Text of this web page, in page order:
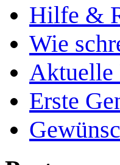
Hilfe &
Wie
Aktuelle
Erste